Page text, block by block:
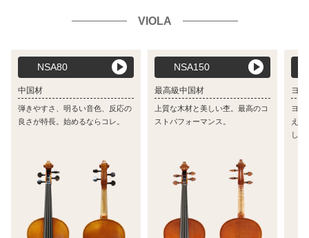
VIOLA
NSA80
中国材
弾きやすさ、明るい音色、反応の
良さが特長。始めるならコレ。
NSA150
最高級中国材
上質な木材と美しい杢。最高のコ
ストパフォーマンス。
ヨ
ヨー
え、
しい